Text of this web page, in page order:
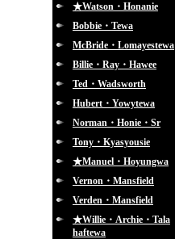
★Watson・Honanie
Bobbie・Tewa
McBride・Lomayestewa
Billie・Ray・Hawee
Ted・Wadsworth
Hubert・Yowytewa
Norman・Honie・Sr
Tony・Kyasyousie
★Manuel・Hoyungwa
Vernon・Mansfield
Verden・Mansfield
★Willie・Archie・Tala
haftewa